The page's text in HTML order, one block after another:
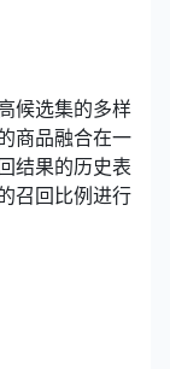
候选集的多样
商品融合在一
结果的历史表
召回比例进行